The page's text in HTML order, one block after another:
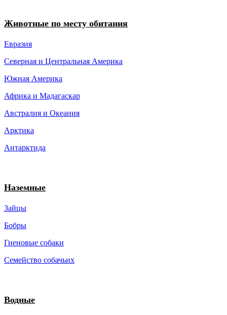
Животные по месту обитания
Евразия
Северная и Центральная Америка
Южная Америка
Африка и Мадагаскар
Австралия и Океания
Арктика
Антарктида
Наземные
Зайцы
Бобры
Гиеновые собаки
Семейство собачьих
Водные